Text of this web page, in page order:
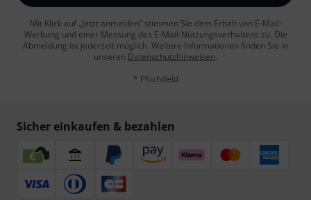
Mit Klick auf „Jetzt anmelden“ stimmen Sie dem Erhalt von E-Mail-
Werbung und einer Messung des E-Mail-Nutzungsverhaltens zu. Die
Abmeldung ist jederzeit möglich. Weitere Informationen finden Sie in
unseren Datenschutzhinweisen.
* Pflichtfeld
Sicher einkaufen & bezahlen